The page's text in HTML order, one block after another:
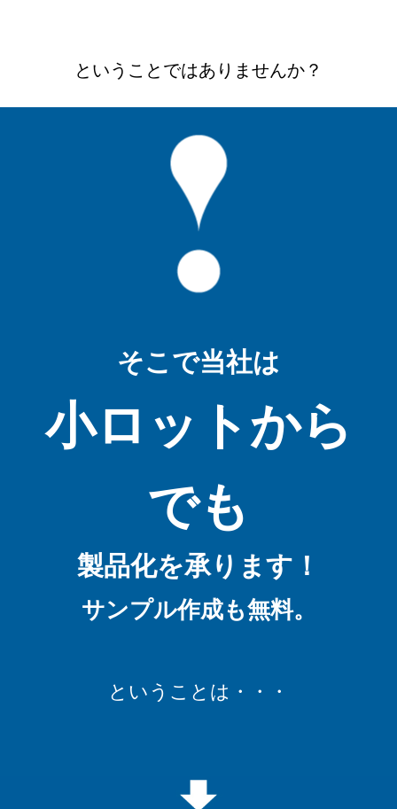
ということではありませんか？
そこで当社は
小ロットから
でも
製品化を承ります！
サンプル作成も無料。
ということは・・・